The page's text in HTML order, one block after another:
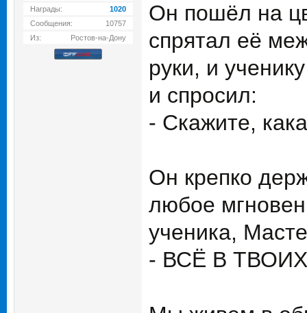
Награды:
1020
Сообщения:
10757
Из:
Ростов-на-Дону
Он пошёл на
спрятал её
руки, и
и спросил:
- Скажите,
Он крепко
любое
ученика,
- ВСЁ В